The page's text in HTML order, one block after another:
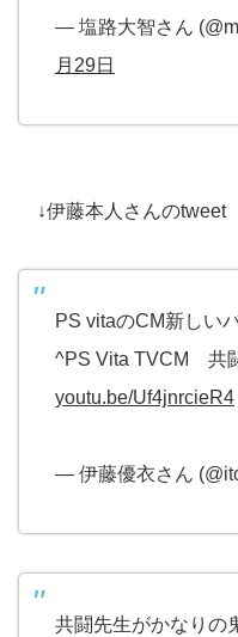
— 塩路大智さん
月29日
↓伊藤本人さんのtweet
PS vitaのCM新しい
^PS Vita TVCM 共
youtu.be/Uf4jnrcieR4
— 伊藤優衣さん
共闘先生がかなりの